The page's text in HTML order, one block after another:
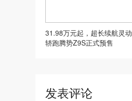
31.98万元起，超长续航灵动
轿跑腾势Z9S正式预售
发表评论